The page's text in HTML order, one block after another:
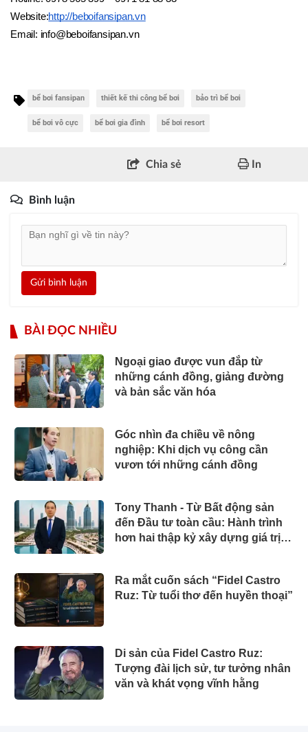
Website:http://beboifansipan.vn
Email: info@beboifansipan.vn
bể bơi fansipan thiết kế thi công bể bơi bảo trì bể bơi
bể bơi vô cực bể bơi gia đình bể bơi resort
Chia sẻ In
Bình luận
Gửi bình luận
BÀI ĐỌC NHIỀU
Ngoại giao được vun đắp từ
những cánh đồng, giảng đường
và bản sắc văn hóa
Góc nhìn đa chiều về nông
nghiệp: Khi dịch vụ công cần
vươn tới những cánh đồng
Tony Thanh - Từ Bất động sản
đến Đầu tư toàn cầu: Hành trình
hơn hai thập kỷ xây dựng giá trị
Ra mắt cuốn sách “Fidel Castro
Ruz: Từ tuổi thơ đến huyền thoại”
Di sản của Fidel Castro Ruz:
Tượng đài lịch sử, tư tưởng nhân
văn và khát vọng vĩnh hằng